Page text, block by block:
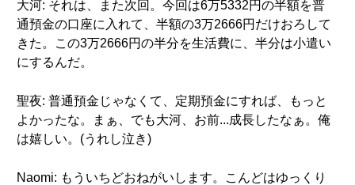
大河: それは、また次回。今回は6万5332円の半額を普
通預金の口座に入れて、半額の3万2666円だけおろして
きた。この3万2666円の半分を生活費に、半分は小遣い
にするんだ。
聖夜: 普通預金じゃなくて、定期預金にすれば、もっと
よかったな。まぁ、でも大河、お前...成長したなぁ。俺
は嬉しい。(うれし泣き)
Naomi: もういちどおねがいします。こんどはゆっくり